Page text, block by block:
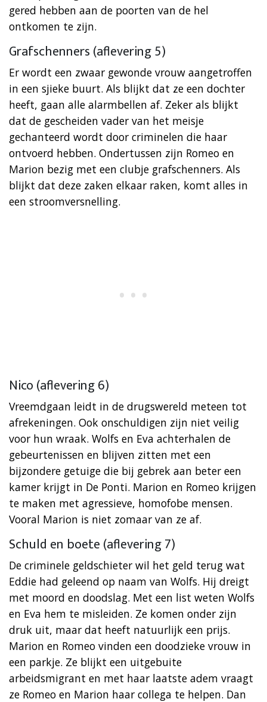
gered hebben aan de poorten van de hel
ontkomen te zijn.
Grafschenners (aflevering 5)
Er wordt een zwaar gewonde vrouw aangetroffen
in een sjieke buurt. Als blijkt dat ze een dochter
heeft, gaan alle alarmbellen af. Zeker als blijkt
dat de gescheiden vader van het meisje
gechanteerd wordt door criminelen die haar
ontvoerd hebben. Ondertussen zijn Romeo en
Marion bezig met een clubje grafschenners. Als
blijkt dat deze zaken elkaar raken, komt alles in
een stroomversnelling.
Nico (aflevering 6)
Vreemdgaan leidt in de drugswereld meteen tot
afrekeningen. Ook onschuldigen zijn niet veilig
voor hun wraak. Wolfs en Eva achterhalen de
gebeurtenissen en blijven zitten met een
bijzondere getuige die bij gebrek aan beter een
kamer krijgt in De Ponti. Marion en Romeo krijgen
te maken met agressieve, homofobe mensen.
Vooral Marion is niet zomaar van ze af.
Schuld en boete (aflevering 7)
De criminele geldschieter wil het geld terug wat
Eddie had geleend op naam van Wolfs. Hij dreigt
met moord en doodslag. Met een list weten Wolfs
en Eva hem te misleiden. Ze komen onder zijn
druk uit, maar dat heeft natuurlijk een prijs.
Marion en Romeo vinden een doodzieke vrouw in
een parkje. Ze blijkt een uitgebuite
arbeidsmigrant en met haar laatste adem vraagt
ze Romeo en Marion haar collega te helpen. Dan